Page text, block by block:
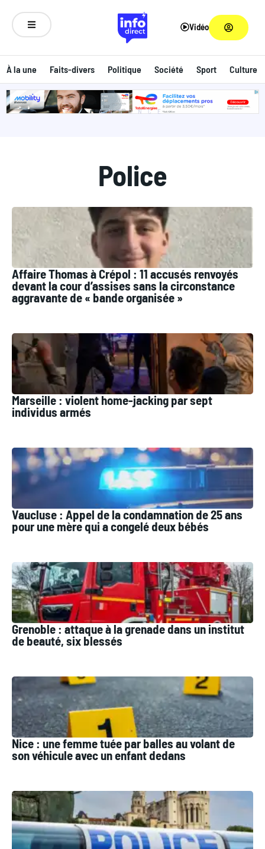
Vidéo
À la une Faits-divers Politique Société Sport Culture
ANNONCE
Police
Affaire Thomas à Crépol : 11 accusés renvoyés
devant la cour d’assises sans la circonstance
aggravante de « bande organisée »
Marseille : violent home-jacking par sept
individus armés
Vaucluse : Appel de la condamnation de 25 ans
pour une mère qui a congelé deux bébés
Grenoble : attaque à la grenade dans un institut
de beauté, six blessés
Nice : une femme tuée par balles au volant de
son véhicule avec un enfant dedans